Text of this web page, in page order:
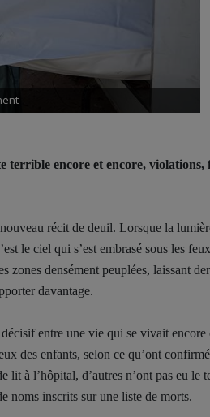
terrible encore et encore, violations,
récit de deuil. Lorsque la
le ciel qui s’est embrasé sous les
zones densément peuplées, laissant
davantage.
entre une vie qui se vivait encore
des enfants, selon ce qu’ont
lit à l’hôpital, d’autres n’ont pas eu le
noms inscrits sur une liste de morts.